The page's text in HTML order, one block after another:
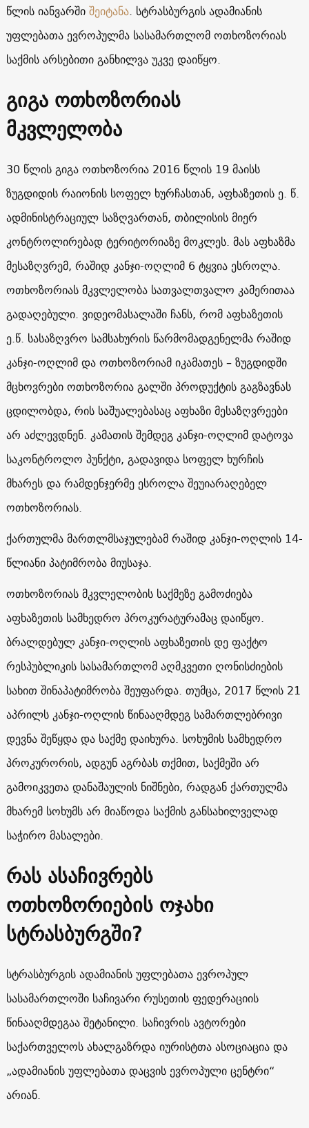
წლის იანვარშიშეიტანა. სტრასბურგის ადამიანის
უფლებათა ევროპულმა სასამართლომ ოთხოზორიას
საქმის არსებითი განხილვა უკვე დაიწყო.
გიგა ოთხოზორიას
მკვლელობა
30 წლის გიგა ოთხოზორია 2016 წლის 19 მაისს
ზუგდიდის რაიონის სოფელ ხურჩასთან, აფხაზეთის ე. წ.
ადმინისტრაციულ საზღვართან, თბილისის მიერ
კონტროლირებად ტერიტორიაზე მოკლეს. მას აფხაზმა
მესაზღვრემ, რაშიდ კანჯი-ოღლიმ 6 ტყვია ესროლა.
ოთხოზორიას მკვლელობა სათვალთვალო კამერითაა
გადაღებული. ვიდეომასალაში ჩანს, რომ აფხაზეთის
ე.წ. სასაზღვრო სამსახურის წარმომადგენელმა რაშიდ
კანჯი-ოღლიმ და ოთხოზორიამ იკამათეს – ზუგდიდში
მცხოვრები ოთხოზორია გალში პროდუქტის გაგზავნას
ცდილობდა, რის საშუალებასაც აფხაზი მესაზღვრეები
არ აძლევდნენ. კამათის შემდეგ კანჯი-ოღლიმ დატოვა
საკონტროლო პუნქტი, გადავიდა სოფელ ხურჩის
მხარეს და რამდენჯერმე ესროლა შეუიარაღებელ
ოთხოზორიას.
ქართულმა მართლმსაჯულებამ რაშიდ კანჯი-ოღლის 14-
წლიანი პატიმრობა მიუსაჯა.
ოთხოზორიას მკვლელობის საქმეზე გამოძიება
აფხაზეთის სამხედრო პროკურატურამაც დაიწყო.
ბრალდებულ კანჯი-ოღლის აფხაზეთის დე ფაქტო
რესპუბლიკის სასამართლომ აღმკვეთი ღონისძიების
სახით შინაპატიმრობა შეუფარდა. თუმცა, 2017 წლის 21
აპრილს კანჯი-ოღლის წინააღმდეგ სამართლებრივი
დევნა შეწყდა და საქმე დაიხურა. სოხუმის სამხედრო
პროკურორის, ადგუნ აგრბას თქმით, საქმეში არ
გამოიკვეთა დანაშაულის ნიშნები, რადგან ქართულმა
მხარემ სოხუმს არ მიაწოდა საქმის განსახილველად
საჭირო მასალები.
რას ასაჩივრებს
ოთხოზორიების ოჯახი
სტრასბურგში?
სტრასბურგის ადამიანის უფლებათა ევროპულ
სასამართლოში საჩივარი რუსეთის ფედერაციის
წინააღმდეგაა შეტანილი. საჩივრის ავტორები
საქართველოს ახალგაზრდა იურისტთა ასოციაცია და
„ადამიანის უფლებათა დაცვის ევროპული ცენტრი“
არიან.